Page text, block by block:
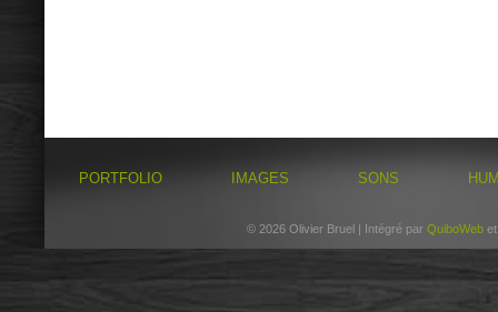
PORTFOLIO IMAGES SONS
© 2026 Olivier Bruel | Intégré par QuiboWeb